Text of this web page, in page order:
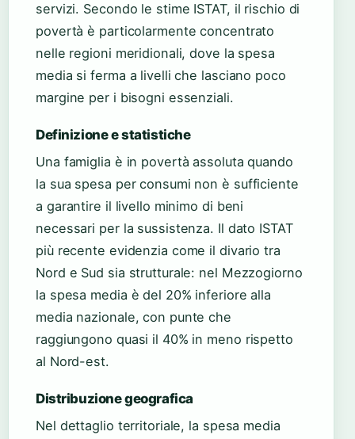
servizi. Secondo le stime ISTAT, il rischio di
povertà è particolarmente concentrato
nelle regioni meridionali, dove la spesa
media si ferma a livelli che lasciano poco
margine per i bisogni essenziali.
Definizione e statistiche
Una famiglia è in povertà assoluta quando
la sua spesa per consumi non è sufficiente
a garantire il livello minimo di beni
necessari per la sussistenza. Il dato ISTAT
più recente evidenzia come il divario tra
Nord e Sud sia strutturale: nel Mezzogiorno
la spesa media è del 20% inferiore alla
media nazionale, con punte che
raggiungono quasi il 40% in meno rispetto
al Nord-est.
Distribuzione geografica
Nel dettaglio territoriale, la spesa media